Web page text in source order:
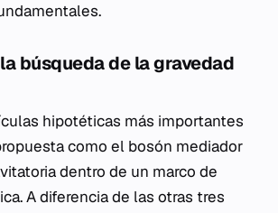
búsqueda de la gravedad
hipotéticas más importantes
como el bosón mediador
dentro de un marco de
A diferencia de las otras tres